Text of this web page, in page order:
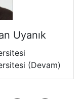
Uyanık
(Devam)